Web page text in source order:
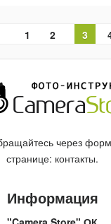
1 2 3
через
странице: контакты.
Информация